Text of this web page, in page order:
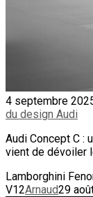
4 septembre
du design Audi
Audi Concept C :
vient de dévoiler
Lamborghini
V12Arnaud29